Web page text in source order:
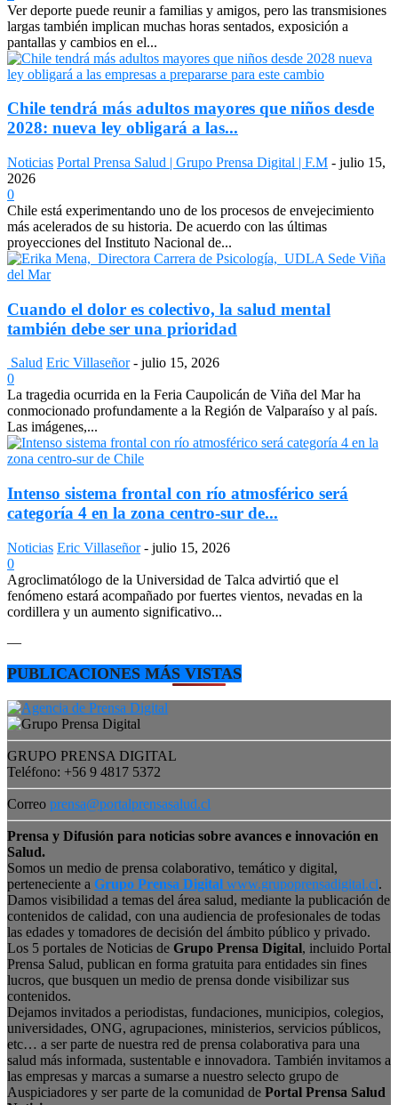
Ver deporte puede reunir a familias y amigos, pero las transmisiones
largas también implican muchas horas sentados, exposición a
pantallas y cambios en el...
Chile tendrá más adultos mayores que niños desde
2028: nueva ley obligará a las...
Noticias Portal Prensa Salud | Grupo Prensa Digital | F.M - julio 15,
2026
0
Chile está experimentando uno de los procesos de envejecimiento
más acelerados de su historia. De acuerdo con las últimas
proyecciones del Instituto Nacional de...
Cuando el dolor es colectivo, la salud mental
también debe ser una prioridad
Salud Eric Villaseñor - julio 15, 2026
0
La tragedia ocurrida en la Feria Caupolicán de Viña del Mar ha
conmocionado profundamente a la Región de Valparaíso y al país.
Las imágenes,...
Intenso sistema frontal con río atmosférico será
categoría 4 en la zona centro-sur de...
Noticias Eric Villaseñor - julio 15, 2026
0
Agroclimatólogo de la Universidad de Talca advirtió que el
fenómeno estará acompañado por fuertes vientos, nevadas en la
cordillera y un aumento significativo...
—
PUBLICACIONES MÁS VISTAS
GRUPO PRENSA DIGITAL
Teléfono: +56 9 4817 5372
Correo prensa@portalprensasalud.cl
Prensa y Difusión para noticias sobre avances e innovación en
Salud.
Somos un medio de prensa colaborativo, temático y digital,
perteneciente a Grupo Prensa Digital www.grupoprensadigital.cl.
Damos visibilidad a temas del área salud, mediante la publicación de
contenidos de calidad, con una audiencia de profesionales de todas
las edades y tomadores de decisión del ámbito público y privado.
Los 5 portales de Noticias de Grupo Prensa Digital, incluido Portal
Prensa Salud, publican en forma gratuita para entidades sin fines
lucros, que busquen un medio de prensa donde visibilizar sus
contenidos.
Dejamos invitados a periodistas, fundaciones, municipios, colegios,
universidades, ONG, agrupaciones, ministerios, servicios públicos,
etc… a ser parte de nuestra red de prensa colaborativa para una
salud más informada, sustentable e innovadora. También invitamos a
las empresas y marcas a sumarse a nuestro selecto grupo de
Auspiciadores y ser parte de la comunidad de Portal Prensa Salud